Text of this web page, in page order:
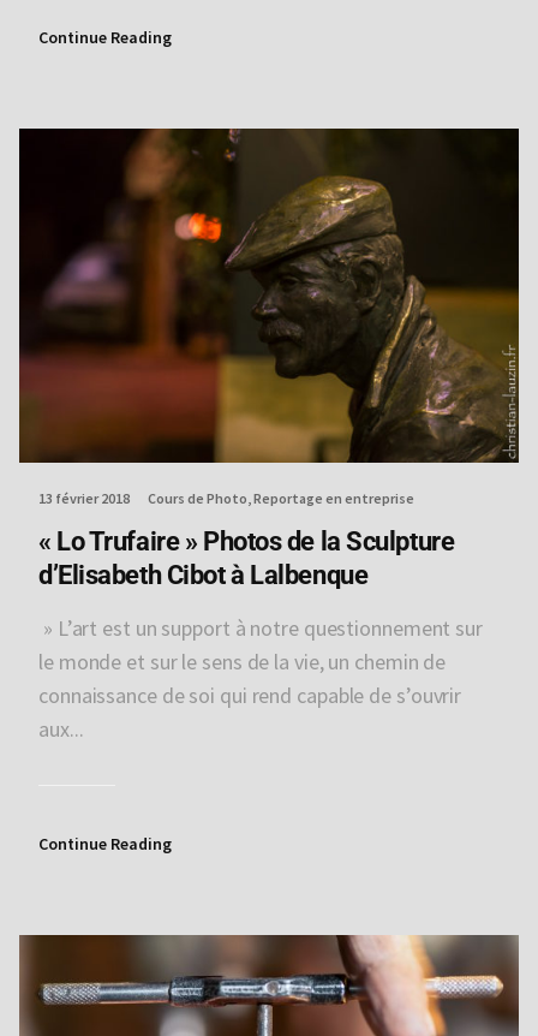
Continue Reading
13 février 2018 Cours de Photo Reportage en entreprise
« Lo Trufaire » Photos de la Sculpture
d’Elisabeth Cibot à Lalbenque
» L’art est un support à notre questionnement sur
le monde et sur le sens de la vie, un chemin de
connaissance de soi qui rend capable de s’ouvrir
aux...
Continue Reading